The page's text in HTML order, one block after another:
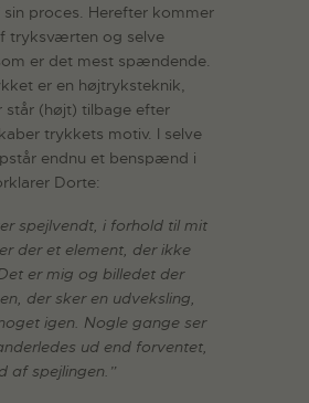
proces. Herefter kommer
tryksværten og selve
er det mest spændende.
er en højtryksteknik,
står (højt) tilbage efter
trykkets motiv. I selve
endnu et benspænd i
Dorte:
spejlvendt, i forhold til mit
der et element, der ikke
er mig og billedet der
der sker en udveksling,
igen. Nogle gange ser
ud end forventet,
af spejlingen.”